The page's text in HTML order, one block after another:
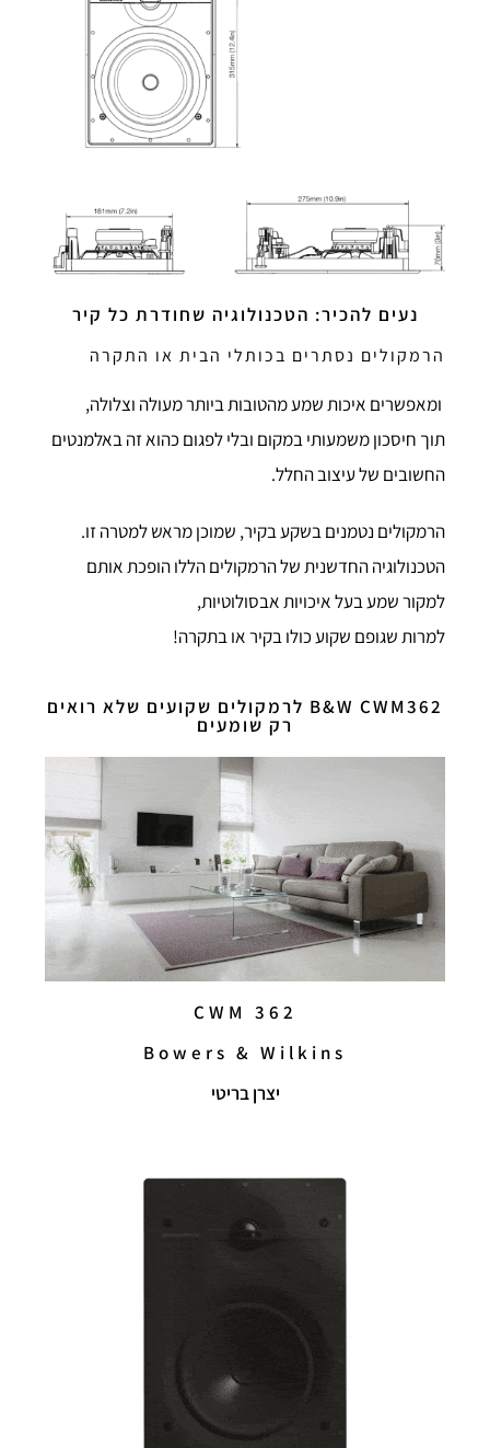
נעים להכיר: הטכנולוגיה שחודרת כל קיר
הרמקולים נסתרים בכותלי הבית או התקרה
ומאפשרים איכות שמע מהטובות ביותר מעולה וצלולה,
תוך חיסכון משמעותי במקום ובלי לפגום כהוא זה באלמנטים
החשובים של עיצוב החלל.
הרמקולים נטמנים בשקע בקיר, שמוכן מראש למטרה זו.
הטכנולוגיה החדשנית של הרמקולים הללו הופכת אותם
למקור שמע בעל איכויות אבסולוטיות,
למרות שגופם שקוע כולו בקיר או בתקרה!
B&W CWM362 לרמקולים שקועים שלא רואים
רק שומעים
CWM 362
Bowers & Wilkins
יצרן בריטי